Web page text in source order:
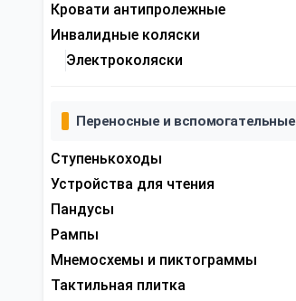
Кровати антипролежные
Инвалидные коляски
Электроколяски
Переносные и вспомогательные
Ступенькоходы
Устройства для чтения
Пандусы
Рампы
Мнемосхемы и пиктограммы
Тактильная плитка